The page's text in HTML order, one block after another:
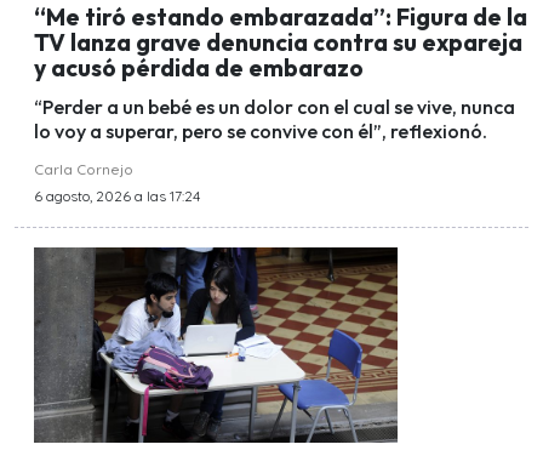
“Me tiró estando embarazada”: Figura de la
TV lanza grave denuncia contra su expareja
y acusó pérdida de embarazo
“Perder a un bebé es un dolor con el cual se vive, nunca
lo voy a superar, pero se convive con él”, reflexionó.
Carla Cornejo
6 agosto, 2026 a las 17:24